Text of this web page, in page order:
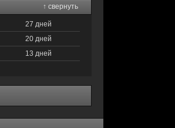
↑ свернуть
27 дней
20 дней
13 дней